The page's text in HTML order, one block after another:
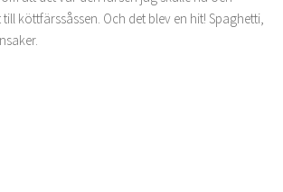
köttfärssåssen. Och det blev en hit! Spaghetti,